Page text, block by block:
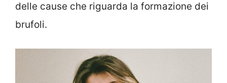
delle cause che riguarda la formazione dei
brufoli.